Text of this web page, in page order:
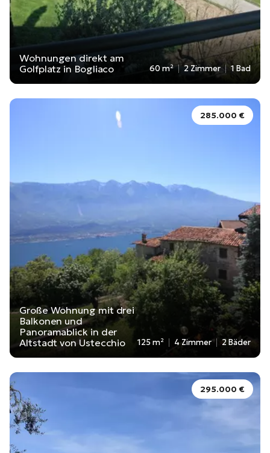
Wohnungen direkt am
Golfplatz in Bogliaco
60 m² 2 Zimmer 1 Bad
285.000 €
Große Wohnung mit drei
Balkonen und
Panoramablick in der
Altstadt von Ustecchio
125 m² 4 Zimmer 2 Bäder
295.000 €